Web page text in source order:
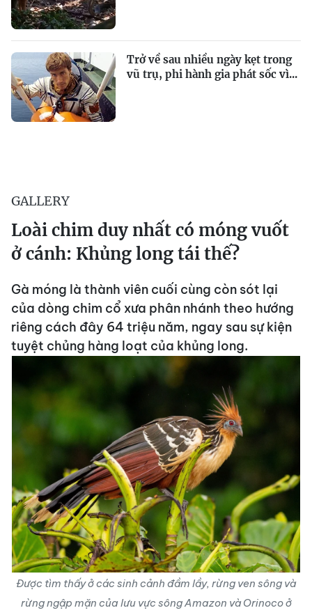
Trở về sau nhiều ngày kẹt trong
vũ trụ, phi hành gia phát sốc vì...
GALLERY
Loài chim duy nhất có móng vuốt
ở cánh: Khủng long tái thế?
Gà móng là thành viên cuối cùng còn sót lại
của dòng chim cổ xưa phân nhánh theo hướng
riêng cách đây 64 triệu năm, ngay sau sự kiện
tuyệt chủng hàng loạt của khủng long.
Được tìm thấy ở các sinh cảnh đầm lầy, rừng ven sông và
rừng ngập mặn của lưu vực sông Amazon và Orinoco ở